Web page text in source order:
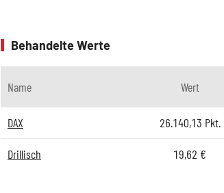
Behandelte Werte
Name Wert
DAX 26.140,13 Pkt.
Drillisch 19,62 €